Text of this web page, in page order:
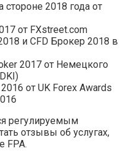
2018 года от
от FXstreet.com
и CFD Брокер 2018 в
2017 от Немецкого
от UK Forex Awards
регулируемым
отзывы об услугах,
FPA.